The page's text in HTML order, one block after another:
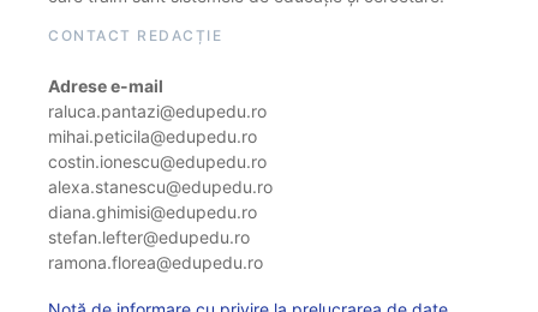
CONTACT REDACȚIE
Adrese e-mail
raluca.pantazi@edupedu.ro
mihai.peticila@edupedu.ro
costin.ionescu@edupedu.ro
alexa.stanescu@edupedu.ro
diana.ghimisi@edupedu.ro
stefan.lefter@edupedu.ro
ramona.florea@edupedu.ro